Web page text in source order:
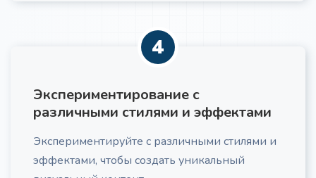
4
Экспериментирование с
различными стилями и эффектами
Экспериментируйте с различными стилями и
эффектами, чтобы создать уникальный